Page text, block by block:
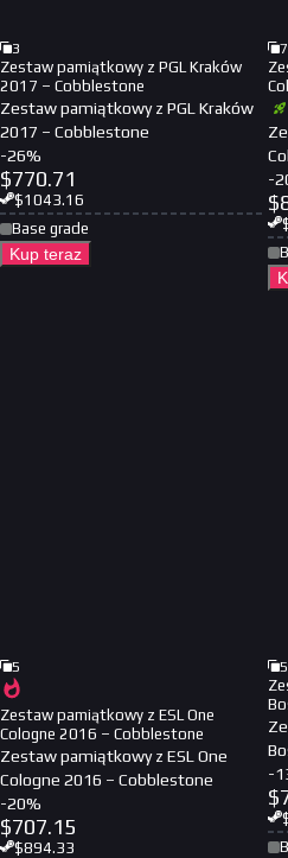
3
Zestaw pamiątkowy z PGL Kraków
2017 – Cobblestone
Zestaw pamiątkowy z PGL Kraków
2017 – Cobblestone
-26%
$770.71
$1043.16
Base grade
Kup teraz
7
-
$
5
Zestaw pamiątkowy z ESL One
Cologne 2016 – Cobblestone
Zestaw pamiątkowy z ESL One
Cologne 2016 – Cobblestone
-20%
$707.15
$894.33
5
-
$